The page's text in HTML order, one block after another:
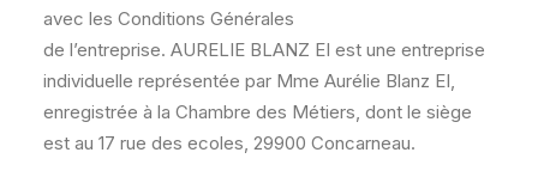
avec les Conditions Générales
de l’entreprise. AURELIE BLANZ EI est une entreprise
individuelle représentée par Mme Aurélie Blanz EI,
enregistrée à la Chambre des Métiers, dont le siège
est au 17 rue des ecoles, 29900 Concarneau.